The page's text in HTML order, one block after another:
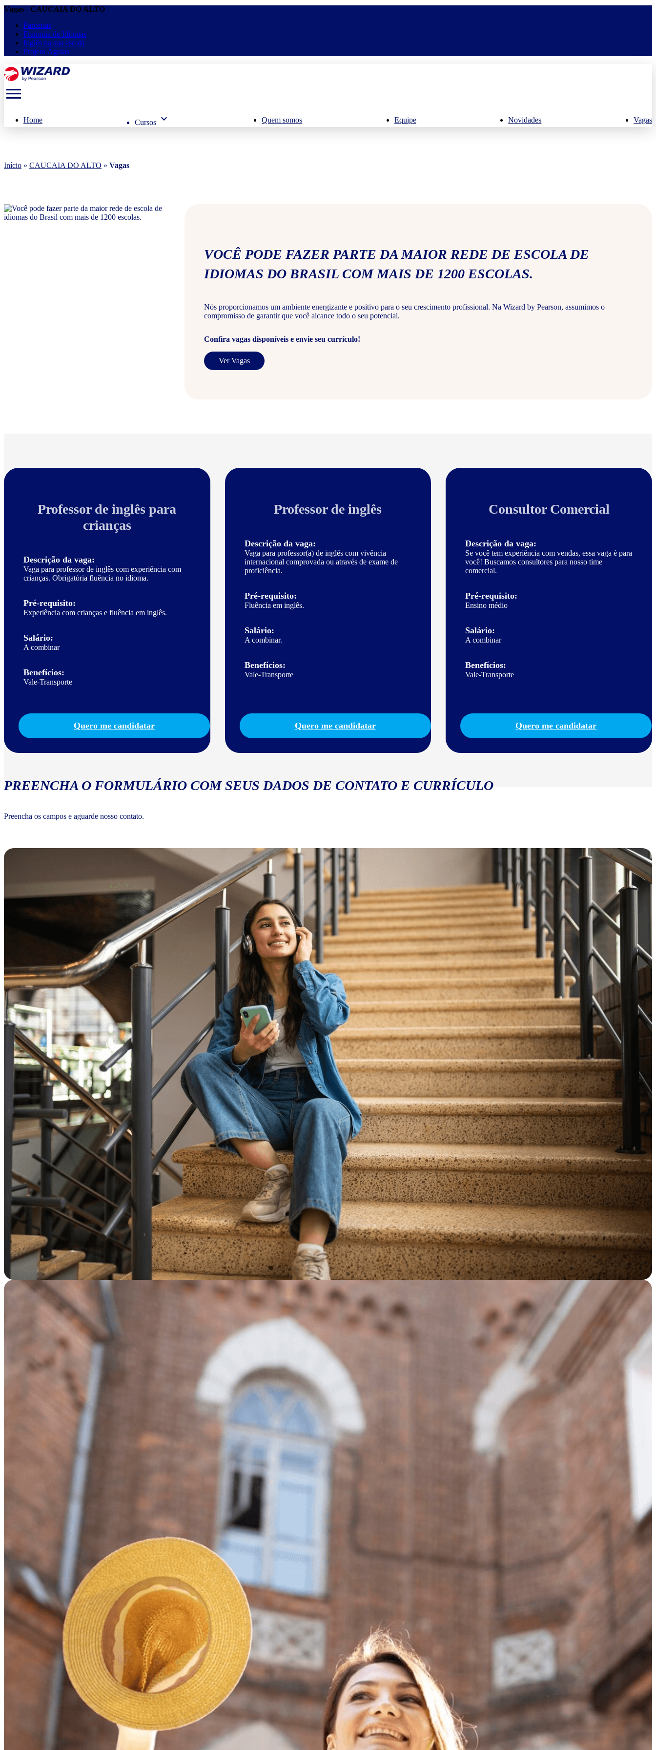
Vagas - CAUCAIA DO ALTO
Parcerias
Franquia de Idiomas
Inglês na sua escola
Projeto Águias
menu
Home Cursos keyboard_arrow_down Quem somos Equipe Novidades Vagas
Início » CAUCAIA DO ALTO » Vagas
VOCÊ PODE FAZER PARTE DA MAIOR REDE DE ESCOLA DE
IDIOMAS DO BRASIL COM MAIS DE 1200 ESCOLAS.
Nós proporcionamos um ambiente energizante e positivo para o seu crescimento profissional. Na Wizard by Pearson, assumimos o
compromisso de garantir que você alcance todo o seu potencial.
Confira vagas disponíveis e envie seu currículo!
Ver Vagas
Professor de inglês para
crianças
Descrição da vaga:
Vaga para professor de inglês com experiência com
crianças. Obrigatória fluência no idioma.
Pré-requisito:
Experiência com crianças e fluência em inglês.
Salário:
A combinar
Benefícios:
Vale-Transporte
Quero me candidatar
Professor de inglês
Descrição da vaga:
Vaga para professor(a) de inglês com vivência
internacional comprovada ou através de exame de
proficiência.
Pré-requisito:
Fluência em inglês.
Salário:
A combinar.
Benefícios:
Vale-Transporte
Quero me candidatar
Consultor Comercial
Descrição da vaga:
Se você tem experiência com vendas, essa vaga é para
você! Buscamos consultores para nosso time
comercial.
Pré-requisito:
Ensino médio
Salário:
A combinar
Benefícios:
Vale-Transporte
Quero me candidatar
PREENCHA O FORMULÁRIO COM SEUS DADOS DE CONTATO E CURRÍCULO
Preencha os campos e aguarde nosso contato.